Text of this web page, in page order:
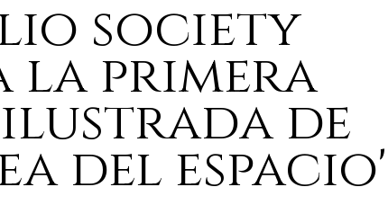
society
la primera
de
del espacio'